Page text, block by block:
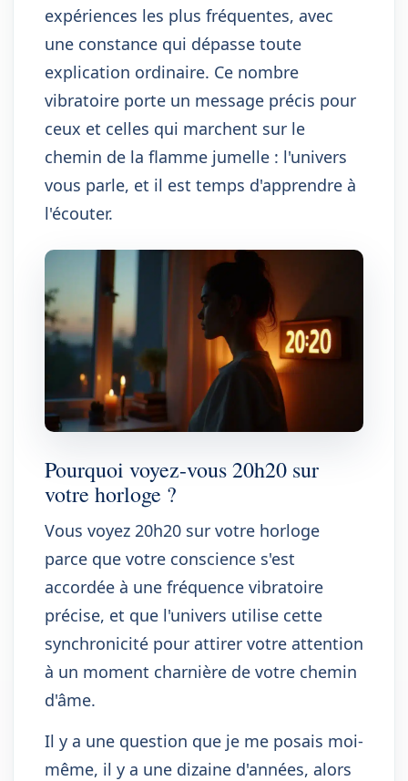
expériences les plus fréquentes, avec
une constance qui dépasse toute
explication ordinaire. Ce nombre
vibratoire porte un message précis pour
ceux et celles qui marchent sur le
chemin de la flamme jumelle : l'univers
vous parle, et il est temps d'apprendre à
l'écouter.
Pourquoi voyez-vous 20h20 sur
votre horloge ?
Vous voyez 20h20 sur votre horloge
parce que votre conscience s'est
accordée à une fréquence vibratoire
précise, et que l'univers utilise cette
synchronicité pour attirer votre attention
à un moment charnière de votre chemin
d'âme.
Il y a une question que je me posais moi-
même, il y a une dizaine d'années, alors